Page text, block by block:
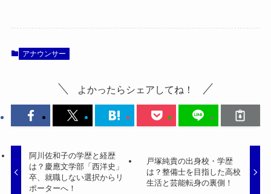
アナウンサー
よかったらシェアしてね！
阿川佐和子の学歴と経歴
は？慶應文学部「西洋史」
卒、就職しない選択からリ
ポーターへ！
戸塚純貴の出身校・学歴
は？整備士を目指した高校
生活と芸能転身の裏側！